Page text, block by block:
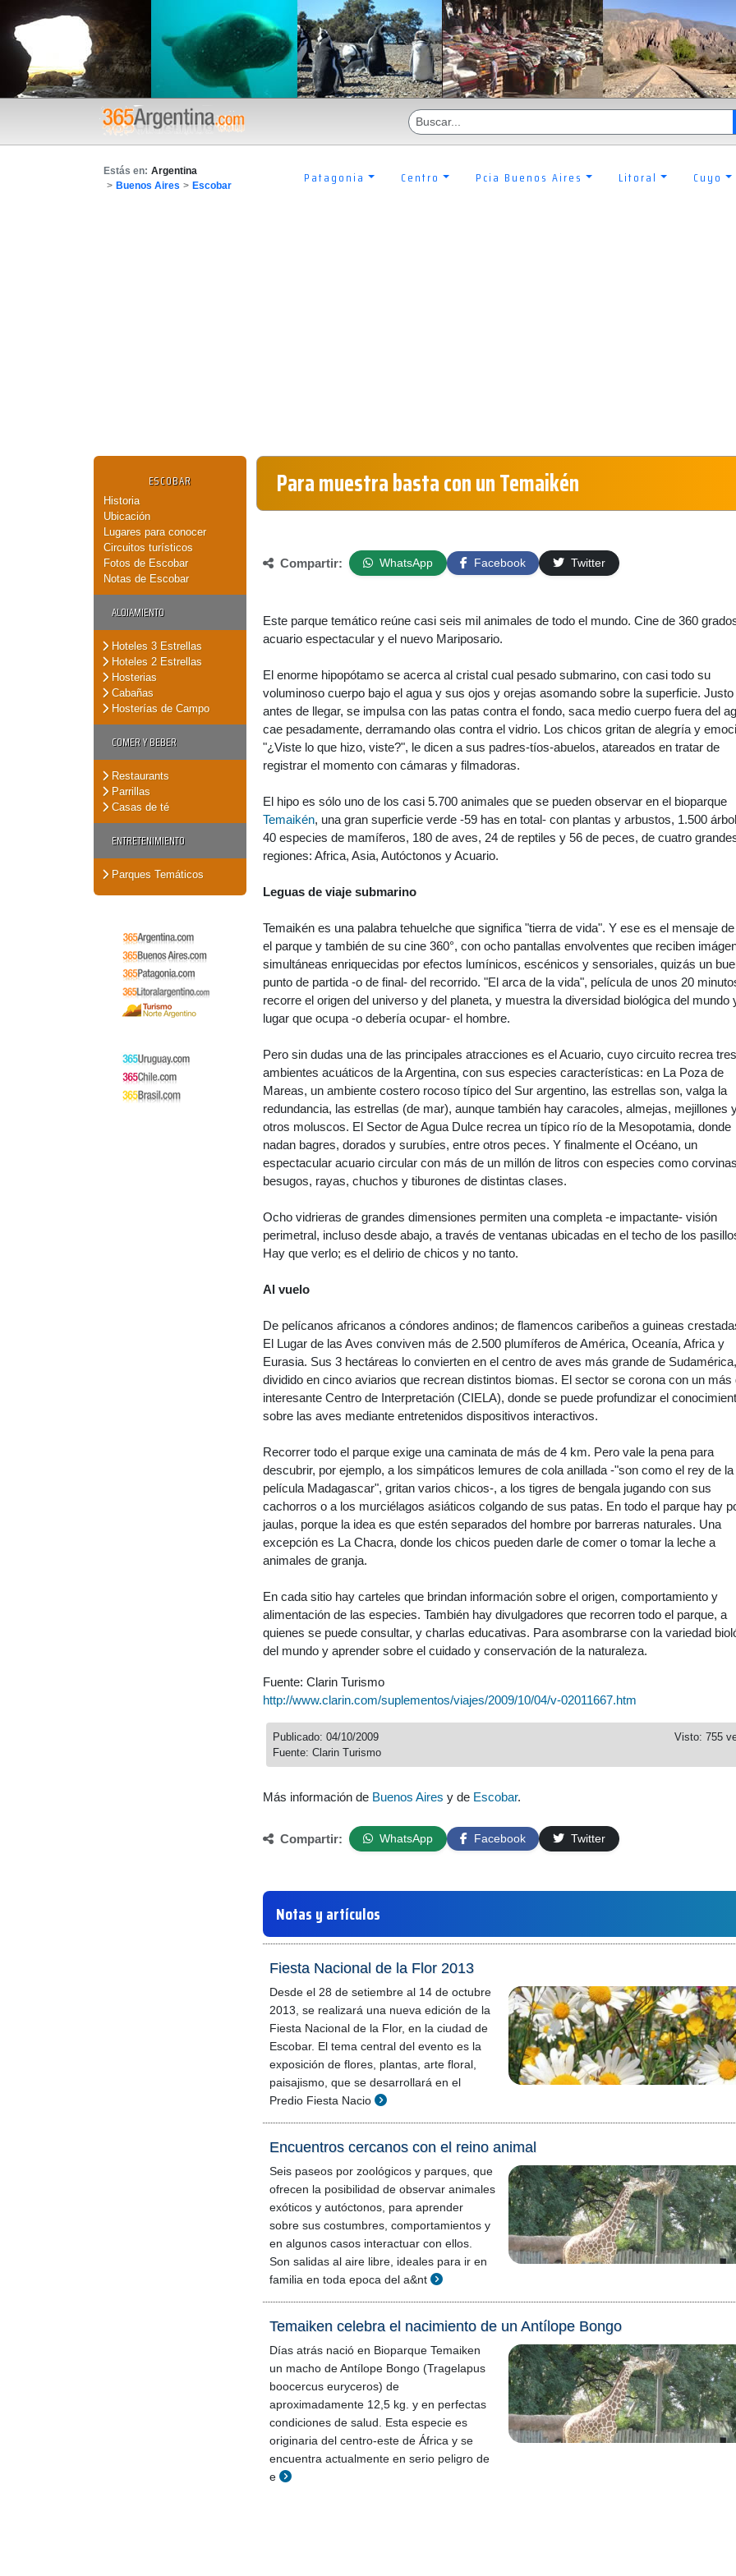
Estás en: Argentina
> Buenos Aires > Escobar Patagonia Centro Pcia Buenos Aires Litoral Cuyo
ESCOBAR
Historia
Ubicación
Lugares para conocer
Circuitos turísticos
Fotos de Escobar
Notas de Escobar
ALOJAMIENTO
Hoteles 3 Estrellas
Hoteles 2 Estrellas
Hosterias
Cabañas
Hosterías de Campo
COMER Y BEBER
Restaurants
Parrillas
Casas de té
ENTRETENIMIENTO
Parques Temáticos
Para muestra basta con un Temaikén
Compartir: WhatsApp Facebook Twitter
Este parque temático reúne casi seis mil animales de todo el mundo. Cine de 360
acuario espectacular y el nuevo Mariposario.
El enorme hipopótamo se acerca al cristal cual pesado submarino, con casi todo su
voluminoso cuerpo bajo el agua y sus ojos y orejas asomando sobre la superficie. Justo
antes de llegar, se impulsa con las patas contra el fondo, saca medio cuerpo fuera del
cae pesadamente, derramando olas contra el vidrio. Los chicos gritan de alegría y
"¿Viste lo que hizo, viste?", le dicen a sus padres-tíos-abuelos, atareados en tratar de
registrar el momento con cámaras y filmadoras.
El hipo es sólo uno de los casi 5.700 animales que se pueden observar en el bioparque
Temaikén, una gran superficie verde -59 has en total- con plantas y arbustos, 1.500
40 especies de mamíferos, 180 de aves, 24 de reptiles y 56 de peces, de cuatro
regiones: Africa, Asia, Autóctonos y Acuario.
Leguas de viaje submarino
Temaikén es una palabra tehuelche que significa "tierra de vida". Y ese es el mensaje
el parque y también de su cine 360°, con ocho pantallas envolventes que reciben
simultáneas enriquecidas por efectos lumínicos, escénicos y sensoriales, quizás un
punto de partida -o de final- del recorrido. "El arca de la vida", película de unos 20
recorre el origen del universo y del planeta, y muestra la diversidad biológica del mundo
lugar que ocupa -o debería ocupar- el hombre.
Pero sin dudas una de las principales atracciones es el Acuario, cuyo circuito recrea tres
ambientes acuáticos de la Argentina, con sus especies características: en La Poza de
Mareas, un ambiente costero rocoso típico del Sur argentino, las estrellas son, valga la
redundancia, las estrellas (de mar), aunque también hay caracoles, almejas, mejillones
otros moluscos. El Sector de Agua Dulce recrea un típico río de la Mesopotamia, donde
nadan bagres, dorados y surubíes, entre otros peces. Y finalmente el Océano, un
espectacular acuario circular con más de un millón de litros con especies como
besugos, rayas, chuchos y tiburones de distintas clases.
Ocho vidrieras de grandes dimensiones permiten una completa -e impactante- visión
perimetral, incluso desde abajo, a través de ventanas ubicadas en el techo de los
Hay que verlo; es el delirio de chicos y no tanto.
Al vuelo
De pelícanos africanos a cóndores andinos; de flamencos caribeños a guineas
El Lugar de las Aves conviven más de 2.500 plumíferos de América, Oceanía, Africa y
Eurasia. Sus 3 hectáreas lo convierten en el centro de aves más grande de Sudamérica,
dividido en cinco aviarios que recrean distintos biomas. El sector se corona con un más
interesante Centro de Interpretación (CIELA), donde se puede profundizar el
sobre las aves mediante entretenidos dispositivos interactivos.
Recorrer todo el parque exige una caminata de más de 4 km. Pero vale la pena para
descubrir, por ejemplo, a los simpáticos lemures de cola anillada -"son como el rey de la
película Madagascar", gritan varios chicos-, a los tigres de bengala jugando con sus
cachorros o a los murciélagos asiáticos colgando de sus patas. En todo el parque hay
jaulas, porque la idea es que estén separados del hombre por barreras naturales. Una
excepción es La Chacra, donde los chicos pueden darle de comer o tomar la leche a
animales de granja.
En cada sitio hay carteles que brindan información sobre el origen, comportamiento y
alimentación de las especies. También hay divulgadores que recorren todo el parque, a
quienes se puede consultar, y charlas educativas. Para asombrarse con la variedad
del mundo y aprender sobre el cuidado y conservación de la naturaleza.
Fuente: Clarin Turismo
http://www.clarin.com/suplementos/viajes/2009/10/04/v-02011667.htm
Visto: 755
Publicado: 04/10/2009
Fuente: Clarin Turismo
Más información de Buenos Aires y de Escobar.
Compartir: WhatsApp Facebook Twitter
Notas y artículos
Fiesta Nacional de la Flor 2013
Desde el 28 de setiembre al 14 de octubre
2013, se realizará una nueva edición de la
Fiesta Nacional de la Flor, en la ciudad de
Escobar. El tema central del evento es la
exposición de flores, plantas, arte floral,
paisajismo, que se desarrollará en el
Predio Fiesta Nacio
Encuentros cercanos con el reino animal
Seis paseos por zoológicos y parques, que
ofrecen la posibilidad de observar animales
exóticos y autóctonos, para aprender
sobre sus costumbres, comportamientos y
en algunos casos interactuar con ellos.
Son salidas al aire libre, ideales para ir en
familia en toda epoca del a&nt
Temaiken celebra el nacimiento de un Antílope Bongo
Días atrás nació en Bioparque Temaiken
un macho de Antílope Bongo (Tragelapus
boocercus euryceros) de
aproximadamente 12,5 kg. y en perfectas
condiciones de salud. Esta especie es
originaria del centro-este de África y se
encuentra actualmente en serio peligro de
e